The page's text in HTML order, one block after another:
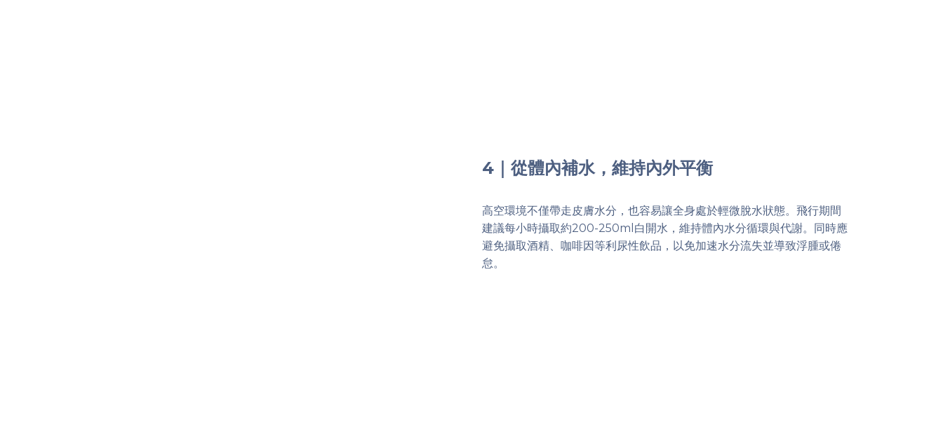
4｜從體內補水，維持內外平衡
高空環境不僅帶走皮膚水分，也容易讓全身處於輕微脫水狀態。飛行期間
建議每小時攝取約200-250ml白開水，維持體內水分循環與代謝。同時應
避免攝取酒精、咖啡因等利尿性飲品，以免加速水分流失並導致浮腫或倦
怠。